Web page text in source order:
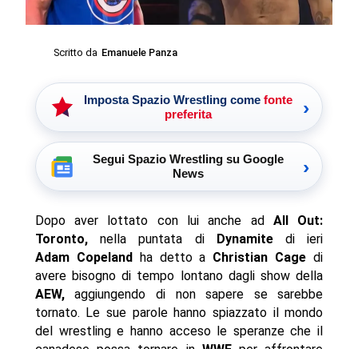
Scritto da Emanuele Panza
Imposta Spazio Wrestling come fonte
preferita
›
Segui Spazio Wrestling su Google
News
›
Dopo aver lottato con lui anche ad All Out:
Toronto,nella puntata di Dynamitedi ieri
Adam Copeland ha detto a Christian Cage di
avere bisogno di tempo lontano dagli show della
AEW,aggiungendo di non sapere se sarebbe
tornato. Le sue parole hanno spiazzato il mondo
del wrestling e hanno acceso le speranze che il